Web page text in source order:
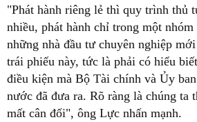
"Phát hành riêng lẻ thì quy trình thủ
nhiều, phát hành chỉ trong một
những nhà đầu tư chuyên nghiệp
trái phiếu này, tức là phải có hiểu
điều kiện mà Bộ Tài chính và Ủy
nước đã đưa ra. Rõ ràng là chúng ta
mất cân đối", ông Lực nhấn mạnh.